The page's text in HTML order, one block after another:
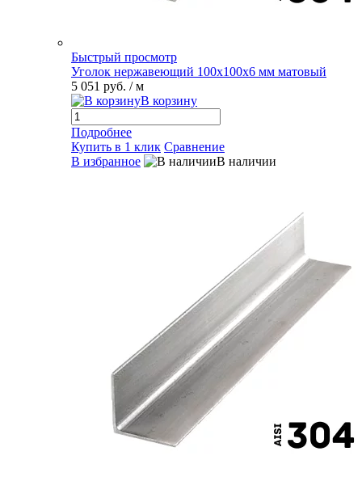
Быстрый просмотр
Уголок нержавеющий 100х100х6 мм матовый
5 051 руб. / м
В корзину
Подробнее
Купить в 1 клик Сравнение
В избранное
В наличии